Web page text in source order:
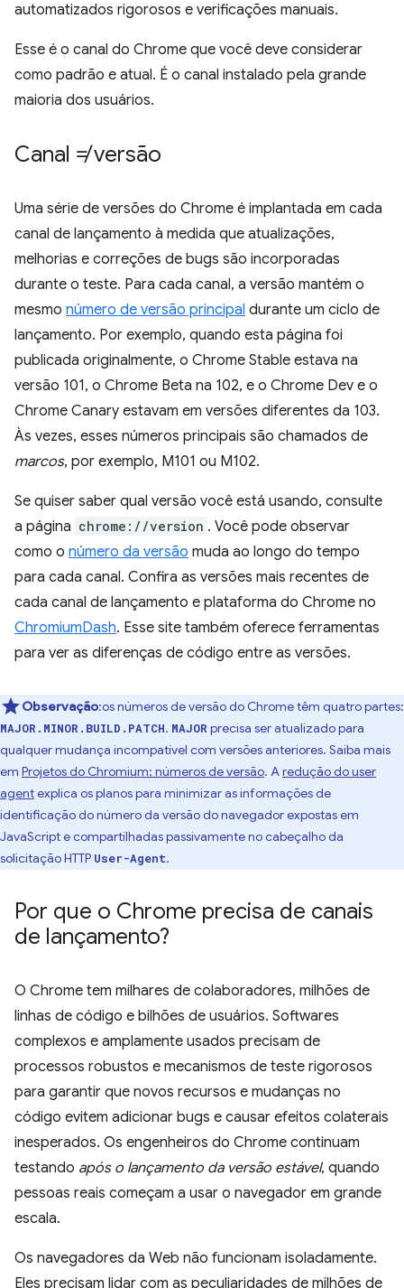
automatizados rigorosos e verificações manuais.
Esse é o canal do Chrome que você deve considerar
como padrão e atual. É o canal instalado pela grande
maioria dos usuários.
Canal ≠ versão
Uma série de versões do Chrome é implantada em cada
canal de lançamento à medida que atualizações,
melhorias e correções de bugs são incorporadas
durante o teste. Para cada canal, a versão mantém o
mesmo número de versão principal durante um ciclo de
lançamento. Por exemplo, quando esta página foi
publicada originalmente, o Chrome Stable estava na
versão 101, o Chrome Beta na 102, e o Chrome Dev e o
Chrome Canary estavam em versões diferentes da 103.
Às vezes, esses números principais são chamados de
marcos, por exemplo, M101 ou M102.
Se quiser saber qual versão você está usando, consulte
a página chrome://version . Você pode observar
como o número da versão muda ao longo do tempo
para cada canal. Confira as versões mais recentes de
cada canal de lançamento e plataforma do Chrome no
ChromiumDash. Esse site também oferece ferramentas
para ver as diferenças de código entre as versões.
Observação:os números de versão do Chrome têm quatro partes:
MAJOR.MINOR.BUILD.PATCH. MAJOR precisa ser atualizado para
qualquer mudança incompatível com versões anteriores. Saiba mais
em Projetos do Chromium: números de versão. Aredução do user
agentexplica os planos para minimizar as informações de
identificação do número da versão do navegador expostas em
JavaScript e compartilhadas passivamente no cabeçalho da
solicitação HTTP User-Agent.
Por que o Chrome precisa de canais
de lançamento?
O Chrome tem milhares de colaboradores, milhões de
linhas de código e bilhões de usuários. Softwares
complexos e amplamente usados precisam de
processos robustos e mecanismos de teste rigorosos
para garantir que novos recursos e mudanças no
código evitem adicionar bugs e causar efeitos colaterais
inesperados. Os engenheiros do Chrome continuam
testando após o lançamento da versão estável, quando
pessoas reais começam a usar o navegador em grande
escala.
Os navegadores da Web não funcionam isoladamente.
Eles precisam lidar com as peculiaridades de milhões de